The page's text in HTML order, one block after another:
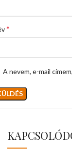
*
A nevem, e-mail